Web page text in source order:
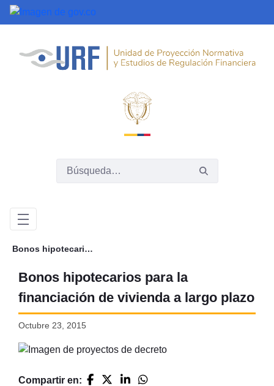
Saltar al contenido principal
Bonos hipotecarios para la financiación de vivienda a largo plazo
Bonos hipotecarios para la
financiación de vivienda a largo plazo
Octubre 23, 2015
Compartir en: